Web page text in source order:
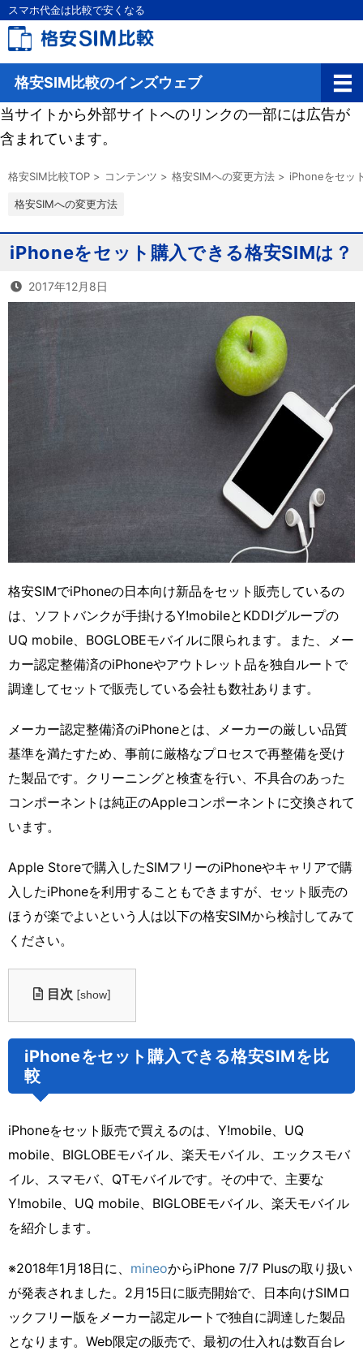
スマホ代金は比較で安くなる
格安SIM比較のインズウェブ
当サイトから外部サイトへのリンクの一部には広告が
含まれています。
格安SIM比較TOP > コンテンツ > 格安SIMへの変更方法 > iPhoneをセッ
格安SIMへの変更方法
iPhoneをセット購入できる格安SIMは？
2017年12月8日
格安SIMでiPhoneの日本向け新品をセット販売しているの
は、ソフトバンクが手掛けるY!mobileとKDDIグループの
UQ mobile、BOGLOBEモバイルに限られます。また、メー
カー認定整備済のiPhoneやアウトレット品を独自ルートで
調達してセットで販売している会社も数社あります。
メーカー認定整備済のiPhoneとは、メーカーの厳しい品質
基準を満たすため、事前に厳格なプロセスで再整備を受け
た製品です。クリーニングと検査を行い、不具合のあった
コンポーネントは純正のAppleコンポーネントに交換されて
います。
Apple Storeで購入したSIMフリーのiPhoneやキャリアで購
入したiPhoneを利用することもできますが、セット販売の
ほうが楽でよいという人は以下の格安SIMから検討してみて
ください。
目次 [show]
iPhoneをセット購入できる格安SIMを比
較
iPhoneをセット販売で買えるのは、Y!mobile、UQ
mobile、BIGLOBEモバイル、楽天モバイル、エックスモバ
イル、スマモバ、QTモバイルです。その中で、主要な
Y!mobile、UQ mobile、BIGLOBEモバイル、楽天モバイル
を紹介します。
※2018年1月18日に、 mineoからiPhone 7/7 Plusの取り扱い
が発表されました。2月15日に販売開始で、日本向けSIMロ
ックフリー版をメーカー認定ルートで独自に調達した製品
となります。Web限定の販売で、最初の仕入れは数百台レ